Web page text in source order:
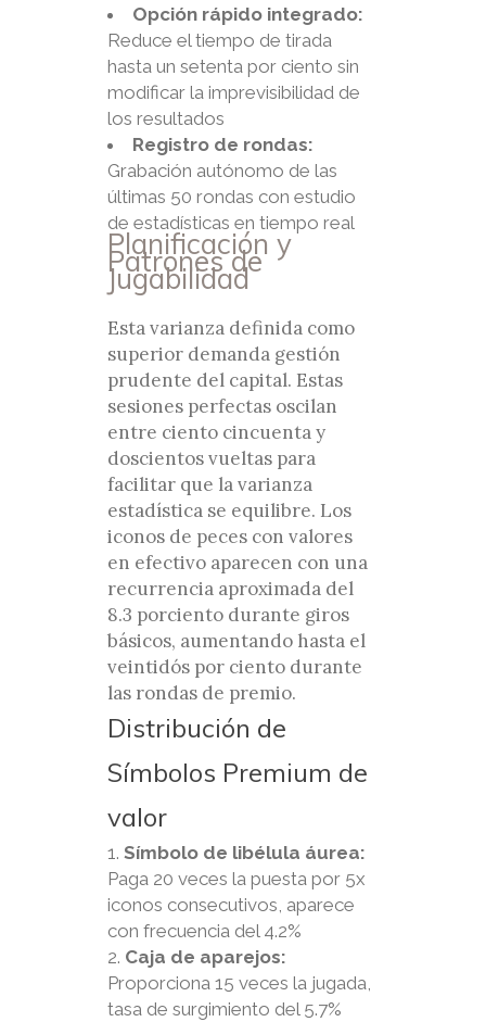
Opción rápido integrado:
Reduce el tiempo de tirada
hasta un setenta por ciento sin
modificar la imprevisibilidad de
los resultados
Registro de rondas:
Grabación autónomo de las
últimas 50 rondas con estudio
de estadísticas en tiempo real
Planificación y
Patrones de
Jugabilidad
Esta varianza definida como
superior demanda gestión
prudente del capital. Estas
sesiones perfectas oscilan
entre ciento cincuenta y
doscientos vueltas para
facilitar que la varianza
estadística se equilibre. Los
iconos de peces con valores
en efectivo aparecen con una
recurrencia aproximada del
8.3 porciento durante giros
básicos, aumentando hasta el
veintidós por ciento durante
las rondas de premio.
Distribución de
Símbolos Premium de
valor
Símbolo de libélula áurea:
Paga 20 veces la puesta por 5x
iconos consecutivos, aparece
con frecuencia del 4.2%
Caja de aparejos:
Proporciona 15 veces la jugada,
tasa de surgimiento del 5.7%